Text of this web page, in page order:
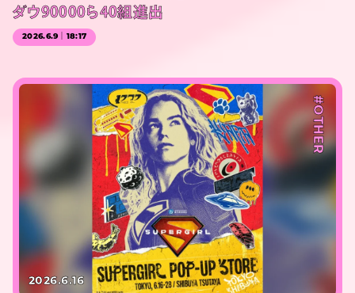
ダウ90000ら40組進出
2026.6.9｜18:17
#OTHER
2026.6.16